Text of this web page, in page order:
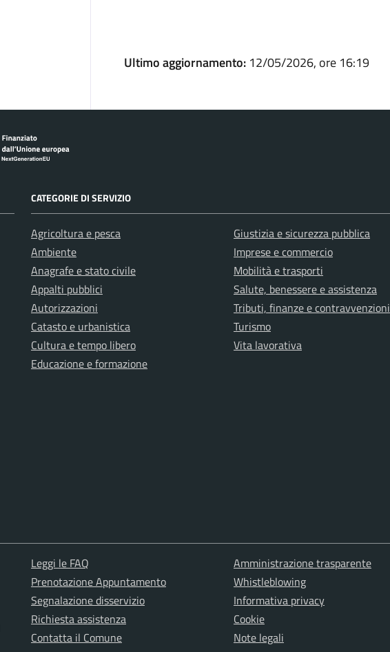
Ultimo aggiornamento: 12/05/2026, ore 16:19
CATEGORIE DI SERVIZIO
Agricoltura e pesca
Ambiente
Anagrafe e stato civile
Appalti pubblici
Autorizzazioni
Catasto e urbanistica
Cultura e tempo libero
Educazione e formazione
Giustizia e sicurezza pubblica
Imprese e commercio
Mobilità e trasporti
Salute, benessere e assistenza
Tributi, finanze e contravvenzioni
Turismo
Vita lavorativa
Leggi le FAQ
Prenotazione Appuntamento
Segnalazione disservizio
Richiesta assistenza
Contatta il Comune
Amministrazione trasparente
Whistleblowing
Informativa privacy
Cookie
Note legali